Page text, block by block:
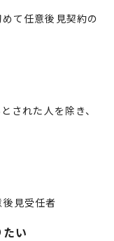
て任意後見契約の
された人を除き、
見受任者
い